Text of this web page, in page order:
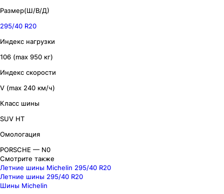
Размер(Ш/В/Д)
295/40 R20
Индекс нагрузки
106 (max 950 кг)
Индекс скорости
V (max 240 км/ч)
Класс шины
SUV HT
Омологация
PORSCHE — N0
Смотрите также
Летние шины Michelin 295/40 R20
Летние шины 295/40 R20
Шины Michelin